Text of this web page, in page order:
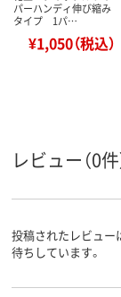
パーハンディ伸び縮み
タイプ 1パ…
¥1,050（税込）
レビュー（0件
投稿されたレビュー
待ちしています。